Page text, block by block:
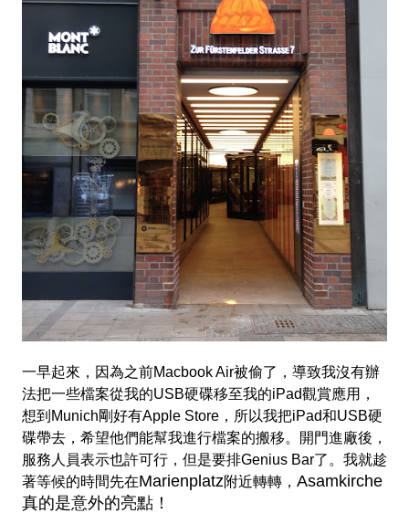
一早起來，因為之前Macbook Air被偷了，導致我沒有辦
法把一些檔案從我的USB硬碟移至我的iPad觀賞應用，
想到 Munich剛好有Apple Store，所以我把iPad和USB硬
碟帶去，希望他們能幫我進行檔案的搬移。開門進廠後，
服務人員表示也許可行，但是要排Genius Bar了。我就趁
著等候的時間先在Marienplatz附近轉轉， Asamkirche
真的是意外的亮點！